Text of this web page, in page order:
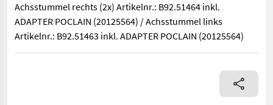
Achsstummel rechts (2x) Artikelnr.: B92.51464 inkl.
ADAPTER POCLAIN (20125564) / Achsstummel links
Artikelnr.: B92.51463 inkl. ADAPTER POCLAIN (20125564)
3x Achsstummel vom Grimme EVO 290 verfügbar / Baujahr